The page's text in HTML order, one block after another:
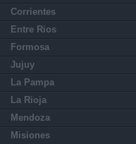
Corrientes
Entre Rios
Formosa
Jujuy
La Pampa
La Rioja
Mendoza
Misiones